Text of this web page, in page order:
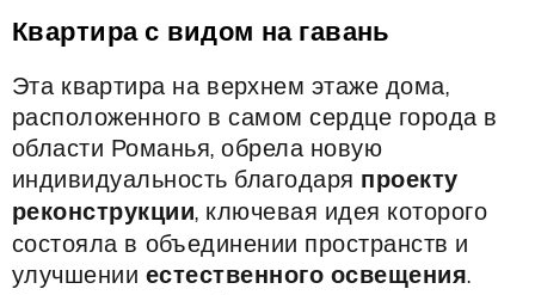
Квартира с видом на гавань
Эта квартира на верхнем этаже дома,
расположенного в самом сердце города в
области Романья, обрела новую
индивидуальность благодаря проекту
реконструкции, ключевая идея которого
состояла в объединении пространств и
улучшении естественного освещения.